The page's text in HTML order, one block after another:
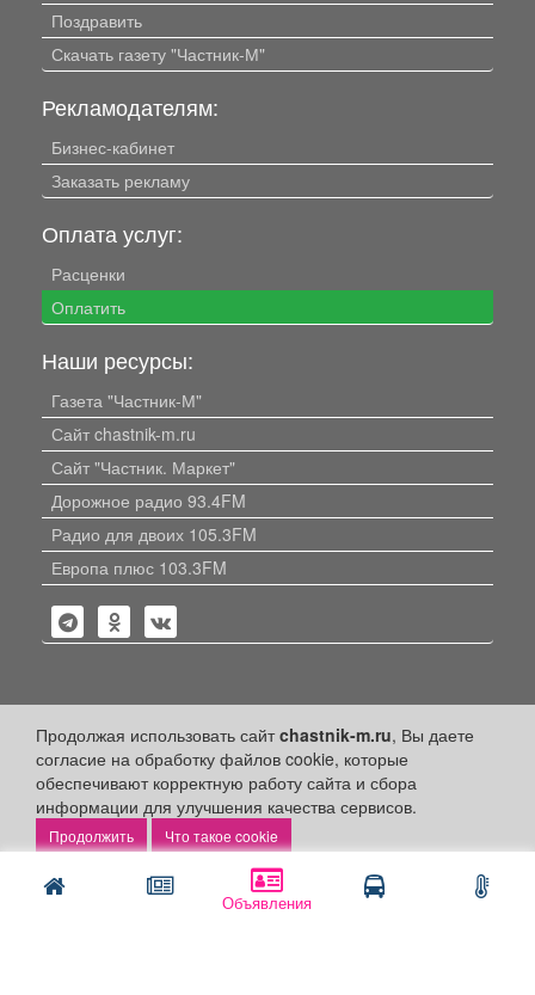
Объявления
Продолжая использовать сайтchastnik-m.ru, Вы даете
согласие на обработку файлов cookie, которые
обеспечивают корректную работу сайта и сбора
информации для улучшения качества сервисов.
Что такое cookie
Поздравить
Скачать газету "Частник-М"
Рекламодателям:
Бизнес-кабинет
Заказать рекламу
Оплата услуг:
Расценки
Оплатить
Наши ресурсы:
Газета "Частник-М"
Сайт chastnik-m.ru
Сайт "Частник. Маркет"
Дорожное радио 93.4FM
Радио для двоих 105.3FM
Европа плюс 103.3FM
Политика конфиденциальности
Публикации с пометкой «Реклама», «На правах рекламы»,
«Партнёрский проект» оплачены рекламодателем.
Редакция сайта не несет ответственности за достоверность
объявлениях.
+16 © 2006-2026 ООО "Частник-М"